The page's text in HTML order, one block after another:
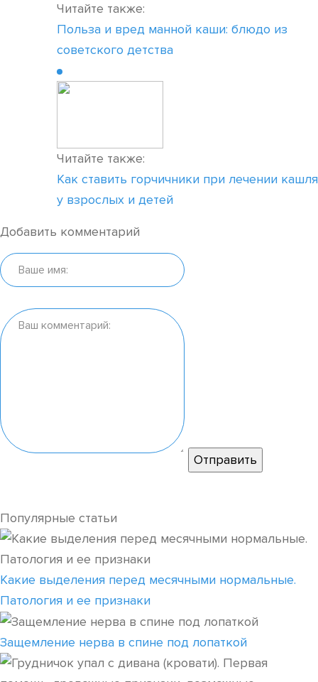
Читайте также:
Польза и вред манной каши: блюдо из
советского детства
Читайте также:
Как ставить горчичники при лечении кашля
у взрослых и детей
Добавить комментарий
Популярные статьи
Какие выделения перед месячными нормальные.
Патология и ее признаки
Защемление нерва в спине под лопаткой